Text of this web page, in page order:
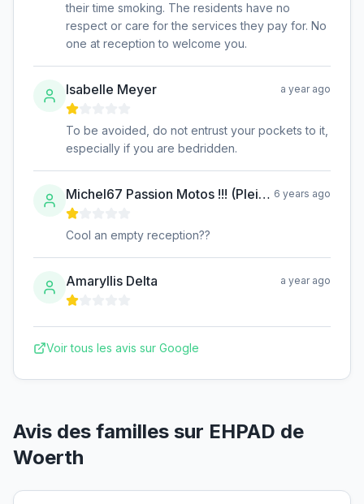
their time smoking. The residents have no
respect or care for the services they pay for. No
one at reception to welcome you.
Isabelle Meyer a year ago
To be avoided, do not entrust your pockets to it,
especially if you are bedridden.
Michel67 Passion Motos !!! (Plein Gazzzz) 6 years ago
Cool an empty reception??
Amaryllis Delta a year ago
Voir tous les avis sur Google
Avis des familles sur EHPAD de
Woerth